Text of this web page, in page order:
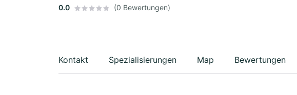
0.0
(0 Bewertungen)
Kontakt Spezialisierungen Map Bewertungen